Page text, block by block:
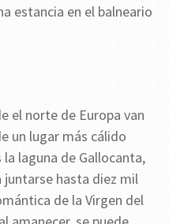
estancia en el balneario
el norte de Europa van
un lugar más cálido
laguna de Gallocanta,
juntarse hasta diez mil
de la Virgen del